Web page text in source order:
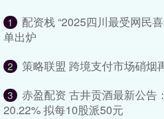
1
配资栈 “2025四川最受网民
单出炉
2 策略联盟 跨境支付市场硝烟
3
赤盈配资 古井贡酒最新公告
20.22% 拟每10股派50元